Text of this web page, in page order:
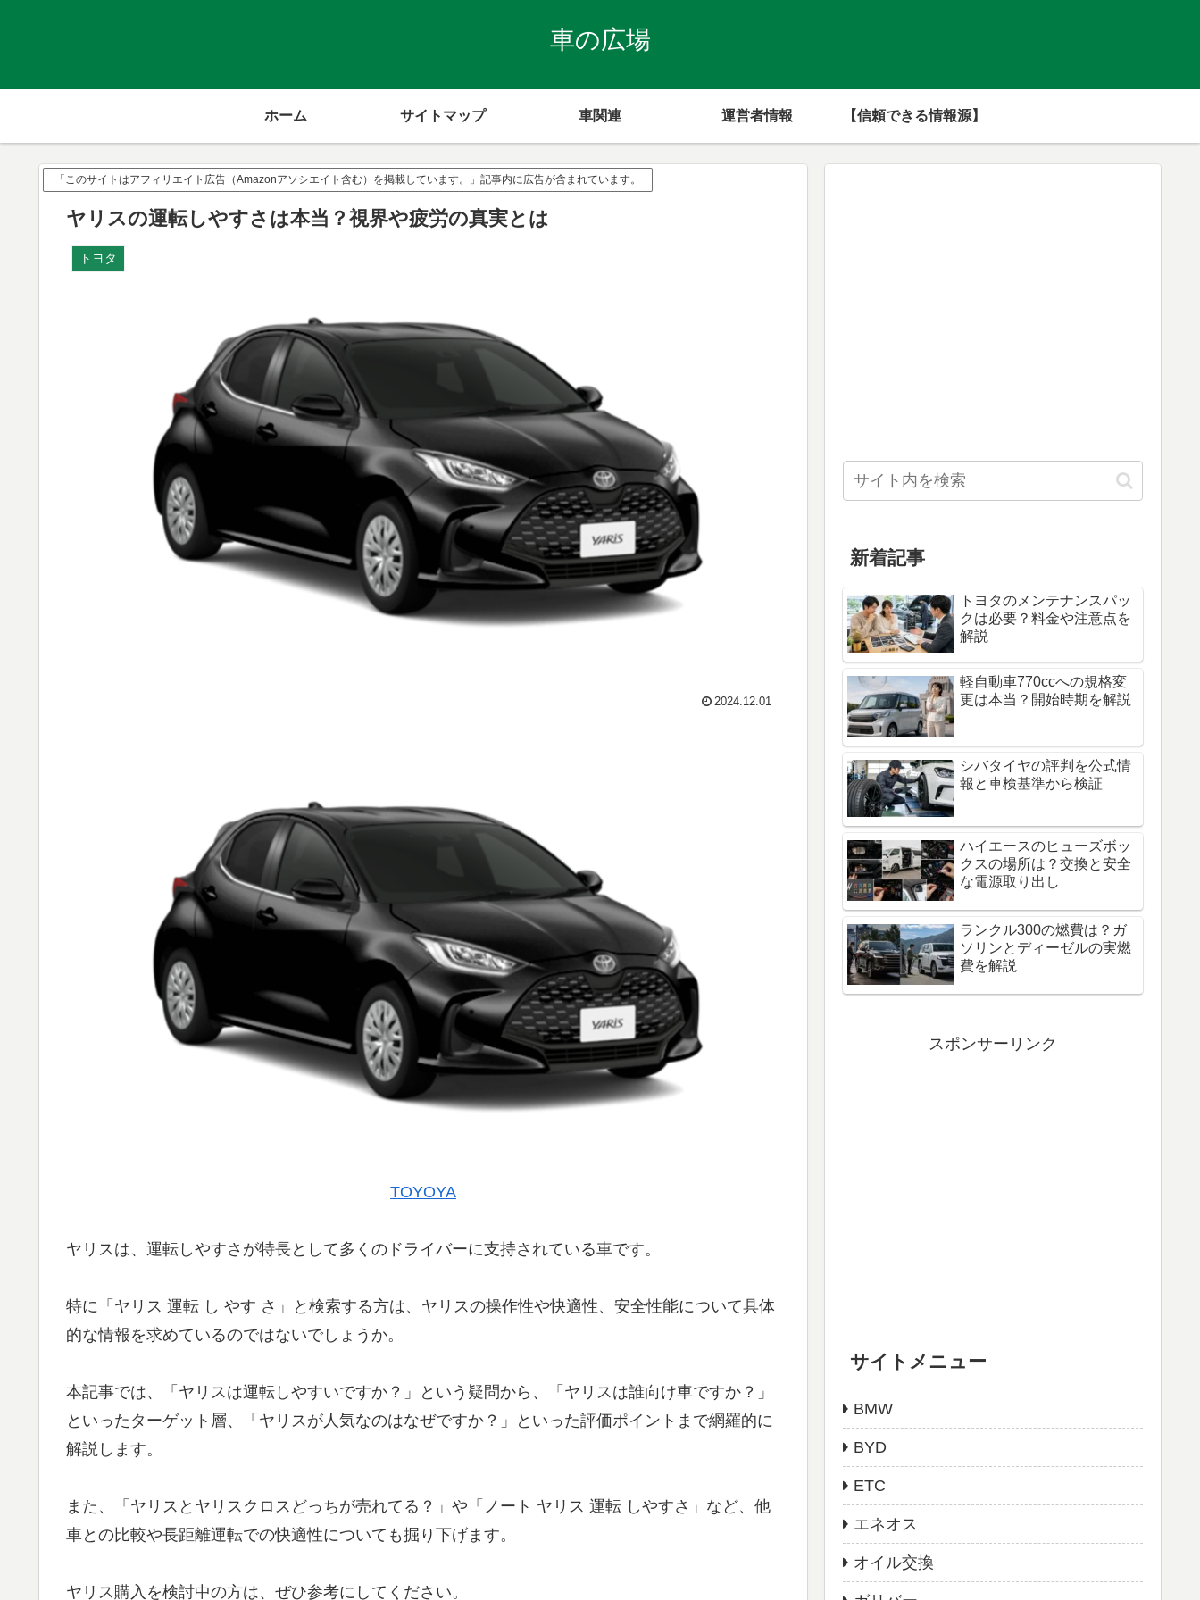
車の広場
ホーム サイトマップ 車関連 運営者情報 【信頼できる情報源】
「このサイトはアフィリエイト広告（Amazonアソシエイト含む）を掲載しています。」記事内に広告が含まれています。
ヤリスの運転しやすさは本当？視界や疲労の真実とは
トヨタ
2024.12.01
TOYOYA
ヤリスは、運転しやすさが特長として多くのドライバーに支持されている車です。
特に「ヤリス 運転 し やす さ」と検索する方は、ヤリスの操作性や快適性、安全性能について具体
的な情報を求めているのではないでしょうか。
本記事では、「ヤリスは運転しやすいですか？」という疑問から、「ヤリスは誰向け車ですか？」
といったターゲット層、「ヤリスが人気なのはなぜですか？」といった評価ポイントまで網羅的に
解説します。
また、「ヤリスとヤリスクロスどっちが売れてる？」や「ノート ヤリス 運転 しやすさ」など、他
車との比較や長距離運転での快適性についても掘り下げます。
ヤリス購入を検討中の方は、ぜひ参考にしてください。
新着記事
トヨタのメンテナンスパッ
クは必要？料金や注意点を
解説
軽自動車770ccへの規格変
更は本当？開始時期を解説
シバタイヤの評判を公式情
報と車検基準から検証
ハイエースのヒューズボッ
クスの場所は？交換と安全
な電源取り出し
ランクル300の燃費は？ガ
ソリンとディーゼルの実燃
費を解説
スポンサーリンク
サイトメニュー
BMW
BYD
ETC
エネオス
オイル交換